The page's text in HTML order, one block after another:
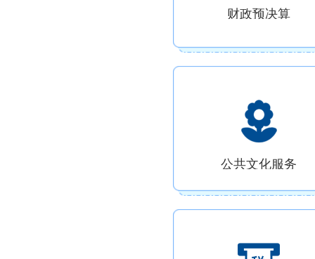
财政预决算
公共文化服务